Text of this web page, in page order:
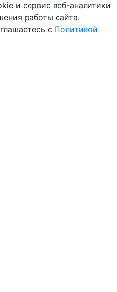
и сервис веб-аналитики
работы сайта.
с Политикой